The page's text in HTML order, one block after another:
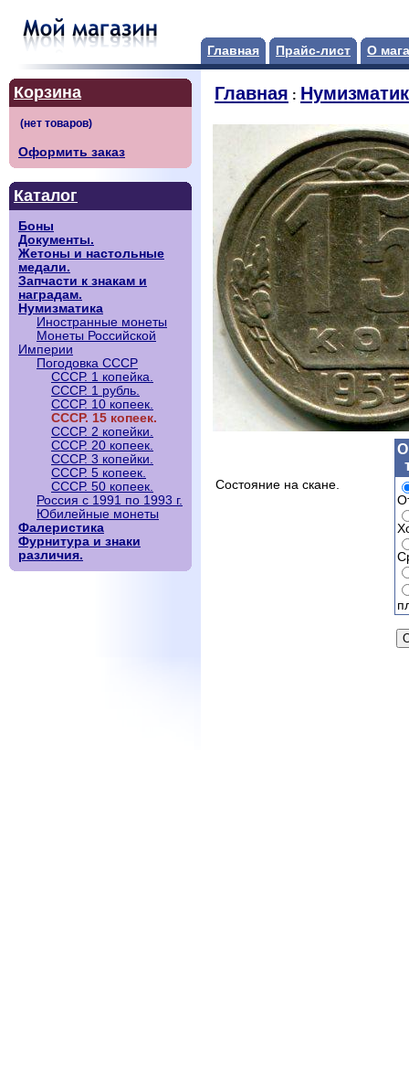
Главная Прайс-лист О
Корзина
Оформить заказ
Каталог
Боны
Документы.
Жетоны и настольные
медали.
Запчасти к знакам и
наградам.
Нумизматика
Иностранные монеты
Монеты Российской
Империи
Погодовка СССР
СССР. 1 копейка.
СССР. 1 рубль.
СССР. 10 копеек.
СССР. 15 копеек.
СССР. 2 копейки.
СССР. 20 копеек.
СССР. 3 копейки.
СССР. 5 копеек.
СССР. 50 копеек.
Россия с 1991 по 1993 г.
Юбилейные монеты
Фалеристика
Фурнитура и знаки
различия.
Главная :
Состояние на скане.